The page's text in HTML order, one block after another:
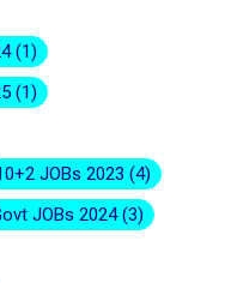
August-2026
1
1
JOBs 2023 4
JOBs 2024 3